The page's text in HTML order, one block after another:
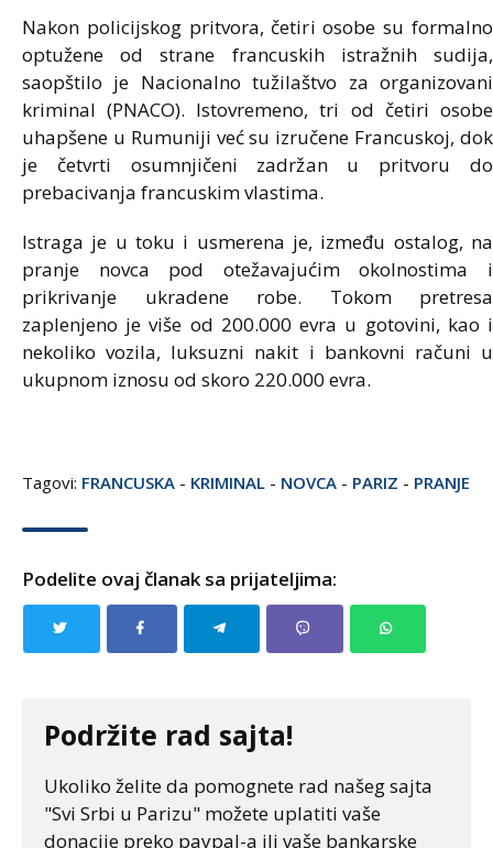
Nakon policijskog pritvora, četiri osobe su formalno
optužene od strane francuskih istražnih sudija,
saopštilo je Nacionalno tužilaštvo za organizovani
kriminal (PNACO). Istovremeno, tri od četiri osobe
uhapšene u Rumuniji već su izručene Francuskoj, dok
je četvrti osumnjičeni zadržan u pritvoru do
prebacivanja francuskim vlastima.
Istraga je u toku i usmerena je, između ostalog, na
pranje novca pod otežavajućim okolnostima i
prikrivanje ukradene robe. Tokom pretresa
zaplenjeno je više od 200.000 evra u gotovini, kao i
nekoliko vozila, luksuzni nakit i bankovni računi u
ukupnom iznosu od skoro 220.000 evra.
Tagovi: FRANCUSKA - KRIMINAL - NOVCA - PARIZ - PRANJE
Podelite ovaj članak sa prijateljima:
Podržite rad sajta!
Ukoliko želite da pomognete rad našeg sajta
"Svi Srbi u Parizu" možete uplatiti vaše
donacije preko paypal-a ili vaše bankarske